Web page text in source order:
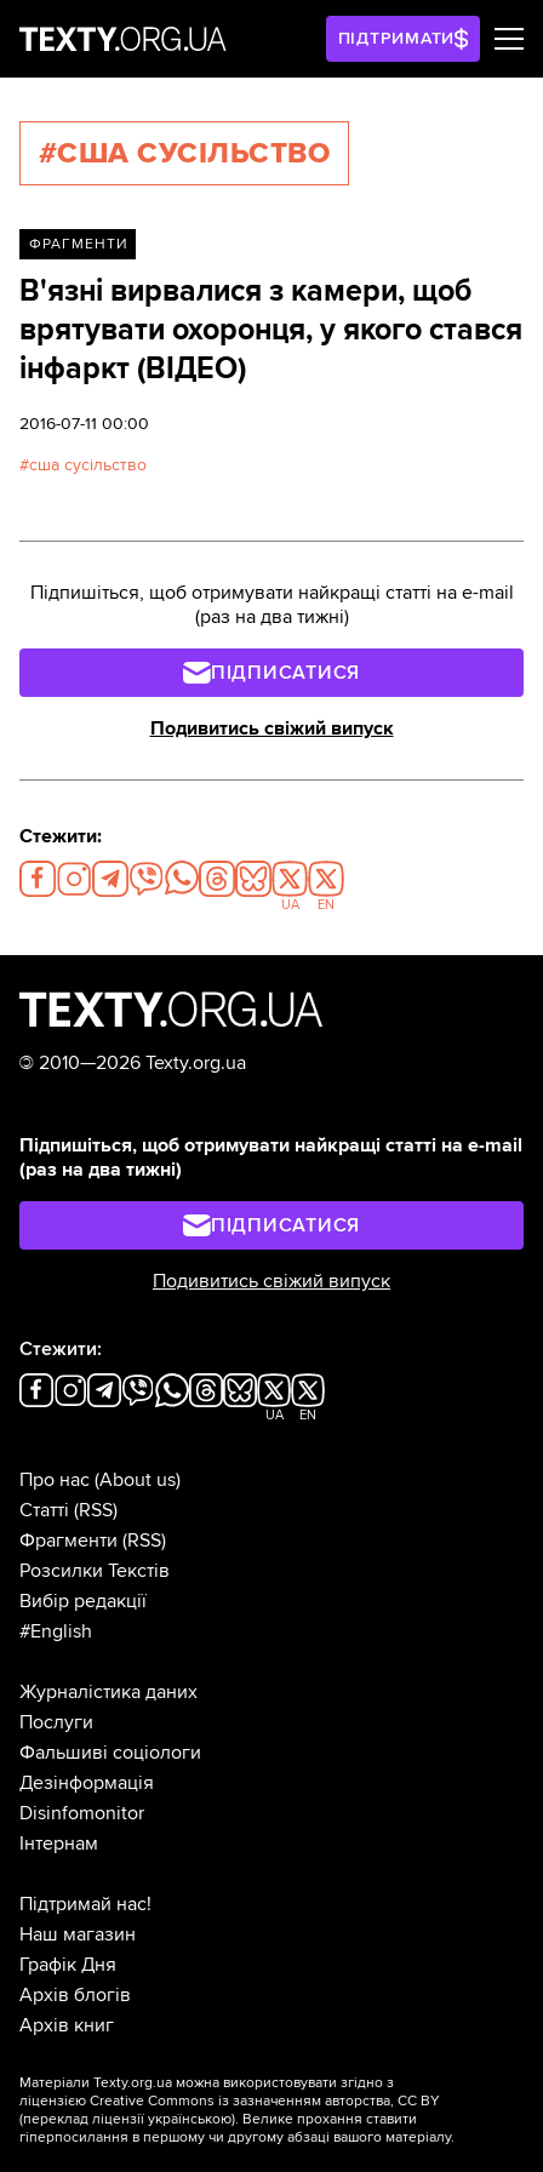
ПІДТРИМАТИ
#США СУСІЛЬСТВО
ФРАГМЕНТИ
В'язні вирвалися з камери, щоб
врятувати охоронця, у якого стався
інфаркт (ВІДЕО)
2016-07-11 00:00
сша сусільство
Підпишіться, щоб отримувати найкращі статті на e-mail
(раз на два тижні)
ПІДПИСАТИСЯ
Подивитись свіжий випуск
Стежити:
UA EN
© 2010—2026 Texty.org.ua
Підпишіться, щоб отримувати найкращі статті на e-mail
(раз на два тижні)
ПІДПИСАТИСЯ
Подивитись свіжий випуск
Стежити:
UA EN
Про нас (About us)
Статті (RSS)
Фрагменти (RSS)
Розсилки Текстів
Вибір редакції
#English
Журналістика даних
Послуги
Фальшиві соціологи
Дезінформація
Disinfomonitor
Інтернам
Підтримай нас!
Наш магазин
Графік Дня
Архів блогів
Архів книг
Матеріали Texty.org.ua можна використовувати згідно з
ліцензією Creative Commons із зазначенням авторства, CC BY
(переклад ліцензії українською). Велике прохання ставити
гіперпосилання в першому чи другому абзаці вашого матеріалу.